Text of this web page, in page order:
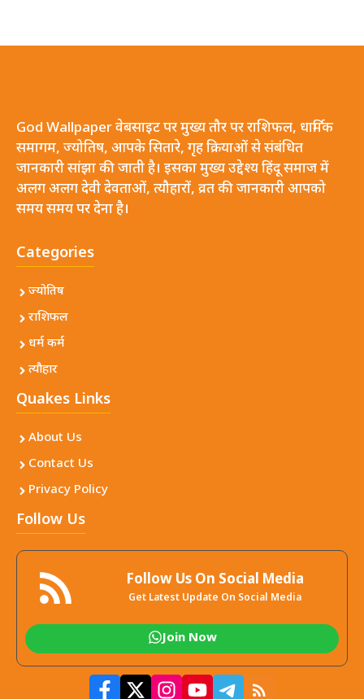
God Wallpaper वेबसाइट पर मुख्य तौर पर राशिफल, धार्मिक
समागम, ज्योतिष, आपके सितारे, गृह क्रियाओं से संबंधित
जानकारी सांझा की जाती है। इसका मुख्य उद्देश्य हिंदू समाज में
अलग अलग देवी देवताओं, त्यौहारों, व्रत की जानकारी आपको
समय समय पर देना है।
Categories
ज्योतिष
राशिफल
धर्म कर्म
त्यौहार
Quakes Links
About Us
Contact Us
Privacy Policy
Follow Us
Follow Us On Social Media
Get Latest Update On Social Media
Join Now